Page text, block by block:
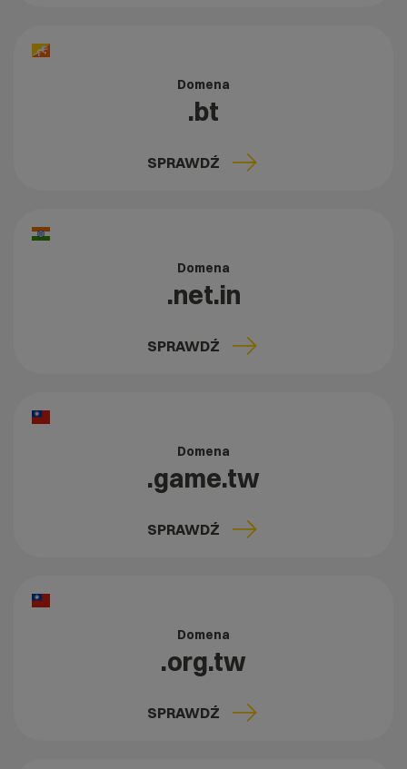
Domena
.bt
SPRAWDŹ
Domena
.net.in
SPRAWDŹ
Domena
.game.tw
SPRAWDŹ
Domena
.org.tw
SPRAWDŹ